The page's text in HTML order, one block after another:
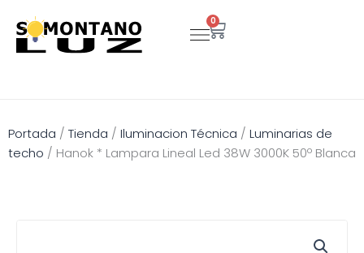
contenido
0
Carrito
Portada / Tienda / Iluminacion Técnica / Luminarias de
techo / Hanok * Lampara Lineal Led 38W 3000K 50º Blanca